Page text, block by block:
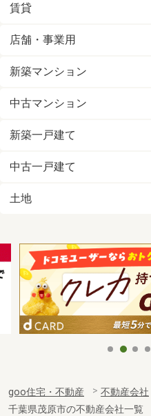
賃貸
店舗・事業用
新築マンション
中古マンション
新築一戸建て
中古一戸建て
土地
goo住宅・不動産 不動産会社
千葉県茂原市の不動産会社一覧